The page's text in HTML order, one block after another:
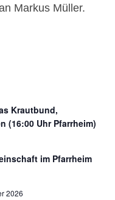
Markus Müller.
Krautbund,
(16:00 Uhr Pfarrheim)
im Pfarrheim
2026